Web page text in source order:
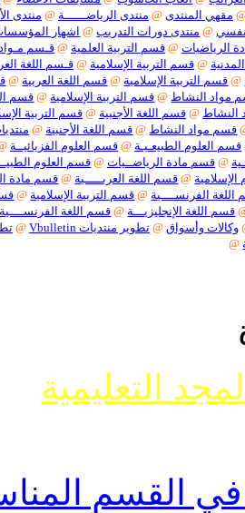
المنتدى @منتدى الرياضــــــة @منتدى
@منتدى دورات التدريب @اشهار المؤسسات
@قسم التربية العلمية @قـسم مـواد
@قسم التربية الإسلامية @قـسم اللغة
التربية الإسلامية @قسم اللغة العربية @قسم
النشاط @قسم التربية الإسلامية @قسم اللغة
@قسم اللغة الأجنبية @قسم التربية
مواد النشاط @قسم اللغة الأجنبية @منتديات
العلوم الطبيعـيـة @قسم العلوم الفزيائيــة @
قسم مادة الرياضــيات @قسم العلوم الطبيــعية
@قسم اللغة العربـــــية @قسم مادة
الفرنســــية @قسم التربية الإسلامية @قسم
اللغة الإنجليزيـــة @قسم اللغة الفرنســــية @
وأسواق @تطوير منتديات Vbulletin @
التعليمية
القسم